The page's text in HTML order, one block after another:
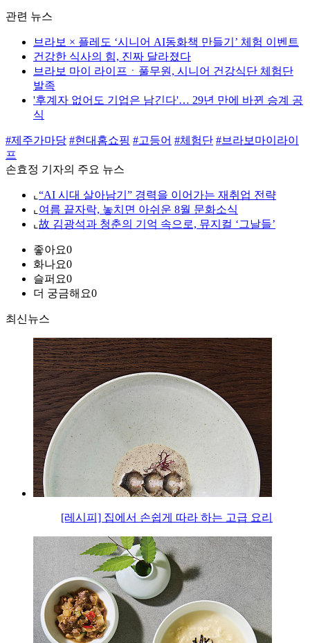
관련 뉴스
브라보 × 플레도 ‘시니어 AI동화책 만들기’ 체험 이벤트
건강한 식사의 힘, 진짜 달라졌다
브라보 마이 라이프ㆍ풀무원, 시니어 건강식단 체험단
발족
'후계자 없어도 기업은 남긴다'… 29년 만에 바뀐 승계 공
식
#제주가마당 #현대홈쇼핑 #고등어 #체험단 #브라보마이라이
프
손효정 기자의 주요 뉴스
⌞ “AI 시대 살아남기” 경력을 이어가는 재취업 전략
⌞ 여름 끝자락, 놓치면 아쉬운 8월 문화소식
⌞ 故 김광석과 청춘의 기억 속으로, 뮤지컬 ‘그날들’
좋아요0
화나요0
슬퍼요0
더 궁금해요0
최신뉴스
[레시피] 집에서 손쉽게 따라 하는 고급 요리